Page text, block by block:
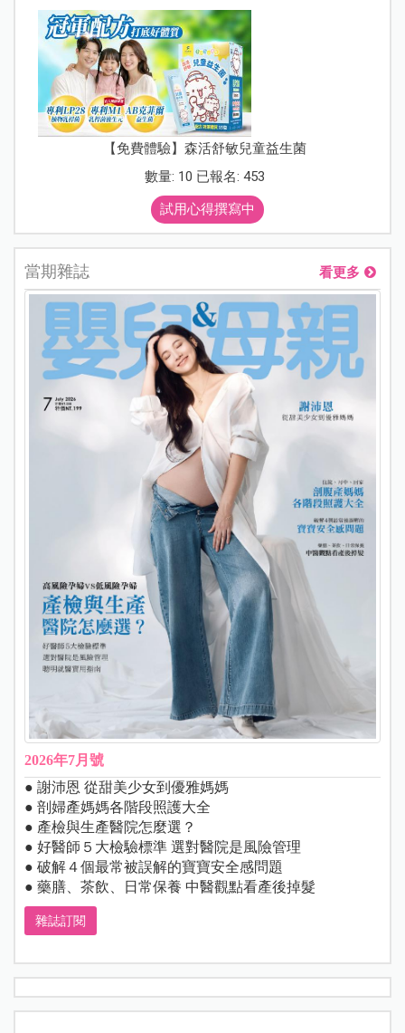
【免費體驗】森活舒敏兒童益生菌
數量: 10 已報名: 453
試用心得撰寫中
當期雜誌 看更多
2026年7月號
● 謝沛恩 從甜美少女到優雅媽媽
● 剖婦產媽媽各階段照護大全
● 產檢與生產醫院怎麼選？
● 好醫師５大檢驗標準 選對醫院是風險管理
● 破解４個最常被誤解的寶寶安全感問題
● 藥膳、茶飲、日常保養 中醫觀點看產後掉髮
雜誌訂閱